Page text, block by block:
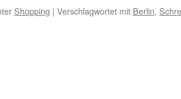
Shopping | Verschlagwortet mit Berlin,